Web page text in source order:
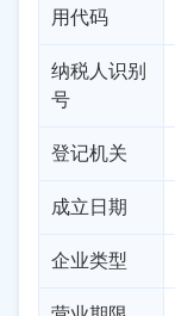
用代码
纳税人识别
号
登记机关
成立日期
企业类型